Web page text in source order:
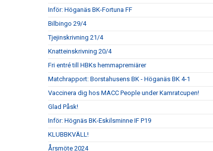
Inför: Höganäs BK-Fortuna FF
Bilbingo 29/4
Tjejinskrivning 21/4
Knatteinskrivning 20/4
Fri entré till HBKs hemmapremiärer
Matchrapport: Borstahusens BK - Höganäs BK 4-1
Vaccinera dig hos MACC People under Kamratcupen!
Glad Påsk!
Inför: Högnäs BK-Eskilsminne IF P19
KLUBBKVÄLL!
Årsmöte 2024